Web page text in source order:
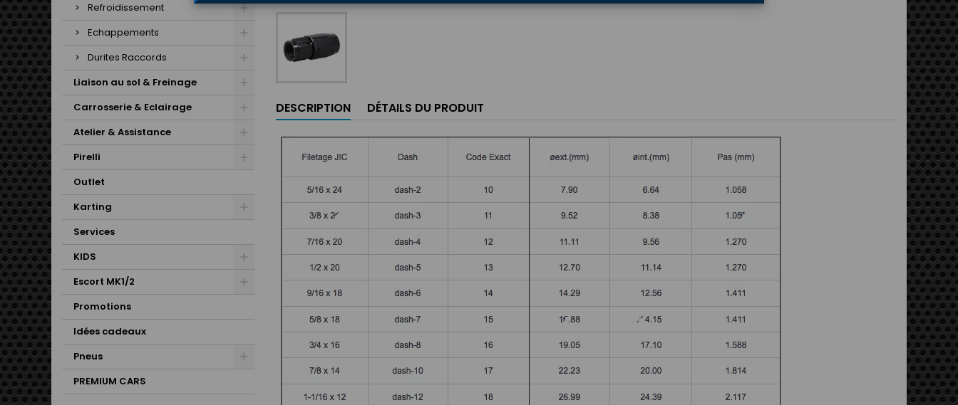
Refroidissement
Echappements
Durites Raccords
Liaison au sol & Freinage
Carrosserie & Eclairage
Atelier & Assistance
Pirelli
Outlet
Karting
Services
KIDS
Escort MK1/2
Promotions
Idées cadeaux
Pneus
PREMIUM CARS
DESCRIPTION DÉTAILS DU PRODUIT